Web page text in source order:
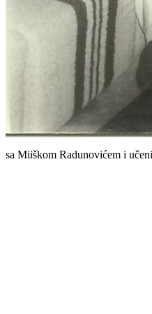
sa Miiškom Radunovićem i